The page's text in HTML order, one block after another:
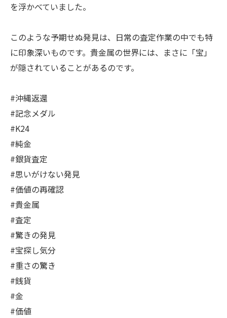
を浮かべていました。
このような予期せぬ発見は、日常の査定作業の中でも特
に印象深いものです。貴金属の世界には、まさに「宝」
が隠されていることがあるのです。
#沖縄返還
#記念メダル
#K24
#純金
#銀貨査定
#思いがけない発見
#価値の再確認
#貴金属
#査定
#驚きの発見
#宝探し気分
#重さの驚き
#銭貨
#金
#価値